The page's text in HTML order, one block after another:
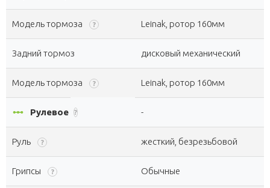
Модель тормоза ? Leinak, ротор 160мм
Задний тормоз дисковый механический
Модель тормоза ? Leinak, ротор 160мм
linear_scale Рулевое ? -
Руль ? жесткий, безрезьбовой
Грипсы ? Обычные